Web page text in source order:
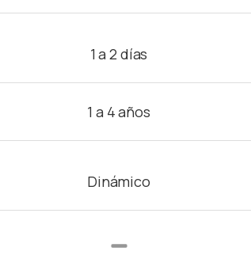
1 a 2 días
1 a 4 años
Dinámico